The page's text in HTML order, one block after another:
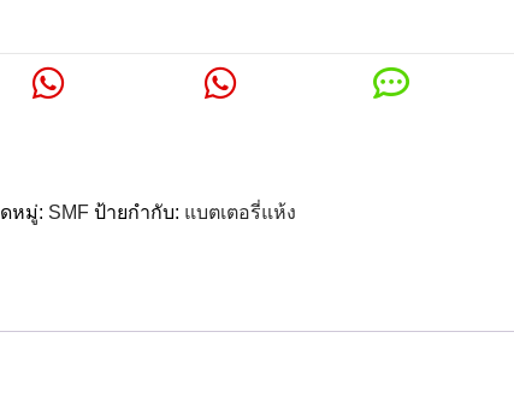
หมู่: SMF ป้ายกำกับ: แบตเตอรี่แห้ง